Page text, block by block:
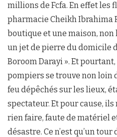
millions de Fcfa. En effet les
pharmacie Cheikh Ibrahima
boutique et une maison,
un jet de pierre du domicile
Boroom Darayi ». Et
pompiers se trouve non loin
feu dépêchés sur les lieux,
spectateur. Et pour cause,
rien faire, faute de matériel
désastre. Ce n’est qu’un